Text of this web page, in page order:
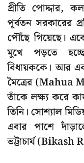
প্রীতি পোদ্দার,
পূর্বতন সরকারের
পৌঁছে গিয়েছে।
মুখে পড়তে
বিধায়ককে। আর
মৈত্রের (Mahua
তাঁকে লক্ষ্য করে
তিনি। সোশ্যাল
এবার পাশে
ভট্টাচার্য